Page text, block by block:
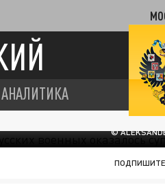
АНАЛИТИКА
©